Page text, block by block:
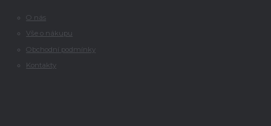
O nás
Vše o nákupu
Obchodní podmínky
Kontakty